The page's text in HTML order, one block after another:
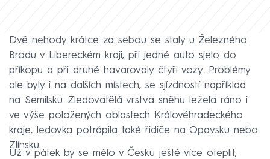
Dvě nehody krátce za sebou se staly u Železného
Brodu v Libereckém kraji, při jedné auto sjelo do
příkopu a při druhé havarovaly čtyři vozy. Problémy
ale byly i na dalších místech, se sjízdností například
na Semilsku. Zledovatělá vrstva sněhu ležela ráno i
ve výše položených oblastech Královéhradeckého
kraje, ledovka potrápila také řidiče na Opavsku nebo
Zlínsku.
Už v pátek by se mělo v Česku ještě více oteplit,